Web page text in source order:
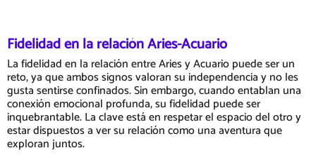
Fidelidad en la relación Aries-Acuario
La fidelidad en la relación entre Aries y Acuario puede ser un
reto, ya que ambos signos valoran su independencia y no les
gusta sentirse confinados. Sin embargo, cuando entablan una
conexión emocional profunda, su fidelidad puede ser
inquebrantable. La clave está en respetar el espacio del otro y
estar dispuestos a ver su relación como una aventura que
exploran juntos.